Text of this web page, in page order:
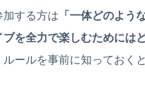
加する方は 「一体どのよう
ブを全力で楽しむためには
ルールを事前に知っておく